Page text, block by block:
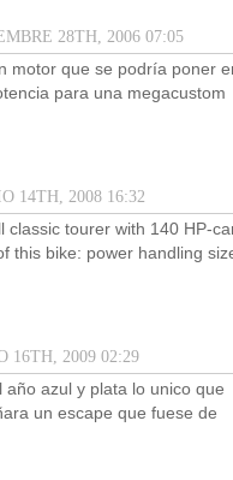
28TH, 2006 07:05
motor que se podría poner
para una megacustom
14TH, 2008 16:32
classic tourer with 140 HP-
this bike: power handling
16TH, 2009 02:29
azul y plata lo unico que
un escape que fuese de